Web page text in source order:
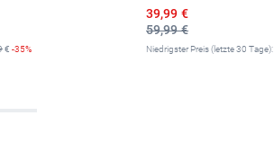
€ -35%
59,99 €
Ermäßigter Preis
39,99 €
Niedrigster Preis (letzte 30 Tage):